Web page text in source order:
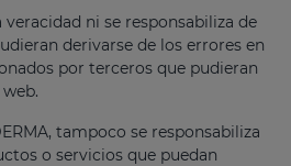
ni se responsabiliza de
derivarse de los errores en
por terceros que pudieran
tampoco se responsabiliza
o servicios que puedan